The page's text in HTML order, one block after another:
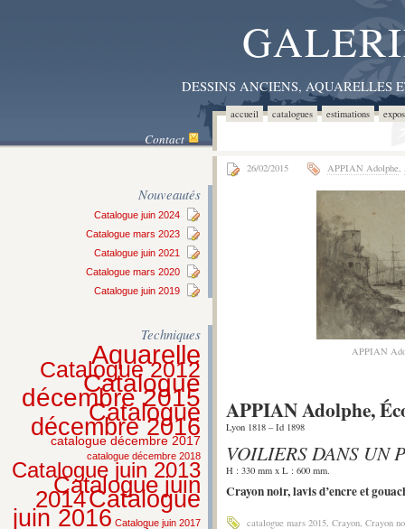
DESSINS ANCIENS,
accueil catalogues estimations
Contact
Nouveautés
Catalogue juin 2024
Catalogue mars 2023
Catalogue juin 2021
Catalogue mars 2020
Catalogue juin 2019
Techniques
Aquarelle
Catalogue 2012
Catalogue
décembre 2015
Catalogue
décembre 2016
catalogue décembre 2017
catalogue décembre 2018
Catalogue juin 2013
Catalogue juin
2014Catalogue
juin 2016 Catalogue juin 2017
26/02/2015 APPIAN Adolphe,
APPIAN
APPIAN Adolphe,
Lyon 1818 – Id 1898
VOILIERS DANS UN
H : 330 mm x L : 600 mm.
Crayon noir, lavis d’encre et
catalogue mars 2015 Crayon Crayon